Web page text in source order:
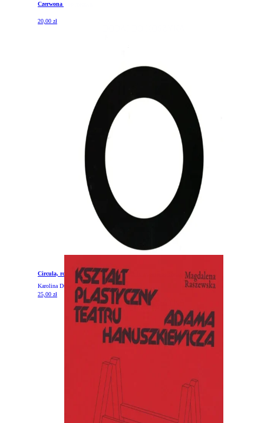
Czerwona poprzeczka
20,00 zł
Circula, rozwiązanie wzornicze służące integracji społecznej
Karolina Dudek, Tomek Rygalik
25,00 zł
DODAJ DO KOSZYKA